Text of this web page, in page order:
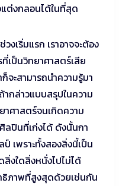
แต่งกลอนได้ในที่สุด
งเริ่มแรก เราอาจจะต้อง
เป็นวิทยาศาสตร์เสีย
จะสามารถนำความรู้มา
ากล่าวแบบสรุปในความ
าศาสตร์จนเกิดความ
ลปินที่เก่งได้ ดังนั้นกา
เพราะทั้งสองสิ่งนี้เป็น
สิ่งใดสิ่งหนั่งไปไม่ได้
ภาพที่สูงสุดด้วยเช่นกัน